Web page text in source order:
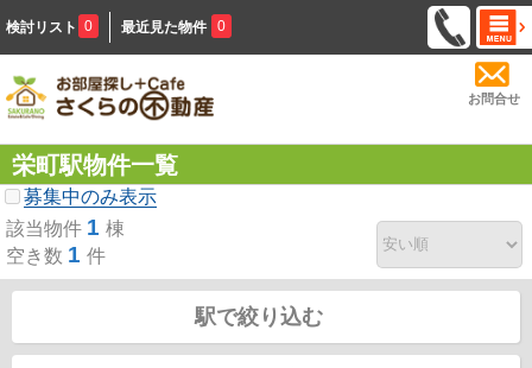
検討リスト 0 最近見た物件 0
お問合せ
栄町駅物件一覧
募集中のみ表示
該当物件 1 棟
空き数 1 件
駅で絞り込む